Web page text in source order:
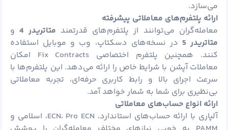
می‌سازد.
ارائه پلتفرم‌های معاملاتی پیشرفته
معامله‌گران می‌توانند از پلتفرم‌های قدرتمند متاتریدر 4
و
متاتریدر 5
در نسخه‌های دسکتاپ، وب و موبایل استفاده
کنند. همچنین پلتفرم اختصاصی Fix Contracts امکان
معاملات آپشن با شرایط خاص را ارائه می‌دهد. این پلتفرم‌ها با
سرعت اجرای بالا و رابط کاربری حرفه‌ای، تجربه معاملاتی
بی‌نظیری برای شما به شمار خواهد آمد.
ارائه انواع حساب‌های معاملاتی
آلپاری با ارائه حساب‌های استاندارد، ECN، Pro ECN، اسلامی و